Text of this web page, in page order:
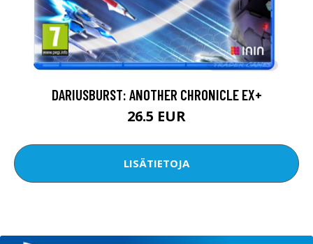
DARIUSBURST: ANOTHER CHRONICLE EX+
26.5 EUR
LISÄTIETOJA